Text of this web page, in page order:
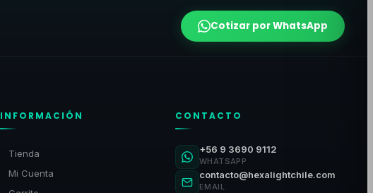
Cotizar por WhatsApp
INFORMACIÓN
Tienda
Mi Cuenta
CONTACTO
+56 9 3690 9112
WHATSAPP
contacto@hexalightchile.com
EMAIL